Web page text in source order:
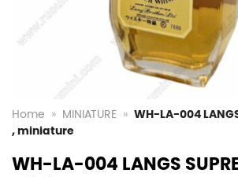
Home » MINIATURE » WH-LA-004
, miniature
WH-LA-004 LANGS